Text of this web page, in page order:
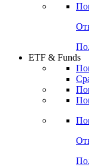
ETF & Funds